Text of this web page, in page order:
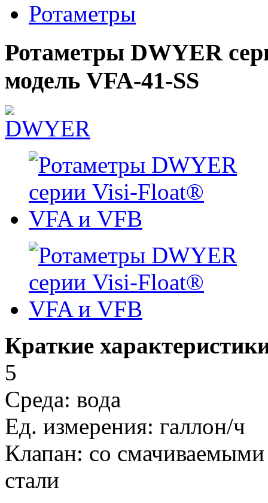
Ротаметры
Ротаметры DWYER
модель VFA-41-SS
Краткие
5
Среда: вода
Ед. измерения: галлон/ч
Клапан: со
стали